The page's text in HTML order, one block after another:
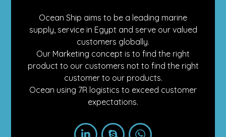
Ocean Ship aims to be a leading marine
supply, service in Egypt and serve our valued
customers globally.
Our Marketing concept is to find the right
product to our customers not to find the right
customer to our products.
Ocean using 7R logistics to exceed customer
expectations.